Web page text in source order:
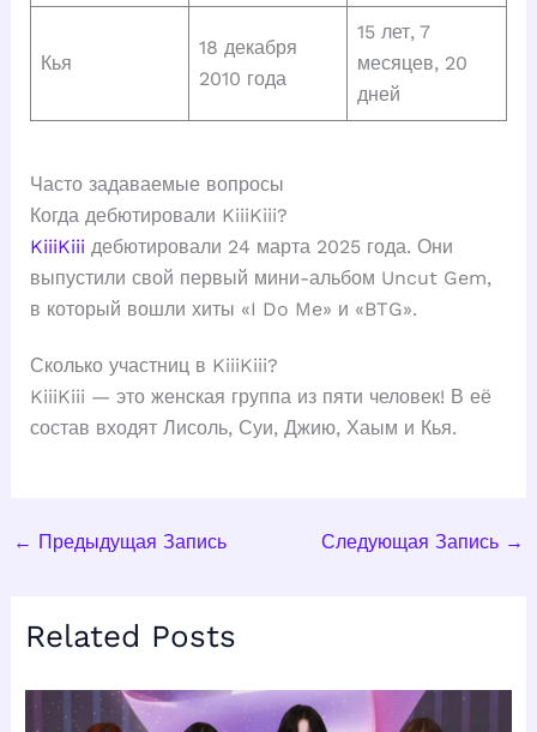
Кья
18 декабря
2010 года
15 лет, 7
месяцев, 20
дней
Часто задаваемые вопросы
Когда дебютировали KiiiKiii?
KiiiKiii дебютировали 24 марта 2025 года. Они
выпустили свой первый мини-альбом Uncut Gem,
в который вошли хиты «I Do Me» и «BTG».
Сколько участниц в KiiiKiii?
KiiiKiii — это женская группа из пяти человек! В её
состав входят Лисоль, Суи, Джию, Хаым и Кья.
← Предыдущая Запись Следующая Запись →
Related Posts